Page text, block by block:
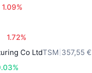
1.09%
1.72%
Co LtdTSM 357,55 €